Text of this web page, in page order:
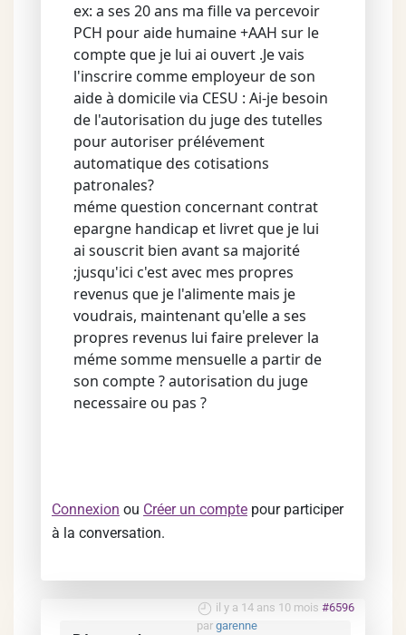
ex: a ses 20 ans ma fille va percevoir
PCH pour aide humaine +AAH sur le
compte que je lui ai ouvert .Je vais
l'inscrire comme employeur de son
aide à domicile via CESU : Ai-je besoin
de l'autorisation du juge des tutelles
pour autoriser prélévement
automatique des cotisations
patronales?
méme question concernant contrat
epargne handicap et livret que je lui
ai souscrit bien avant sa majorité
;jusqu'ici c'est avec mes propres
revenus que je l'alimente mais je
voudrais, maintenant qu'elle a ses
propres revenus lui faire prelever la
méme somme mensuelle a partir de
son compte ? autorisation du juge
necessaire ou pas ?
Connexion ou Créer un compte pour participer
à la conversation.
il y a 14 ans 10 mois #6596
par garenne